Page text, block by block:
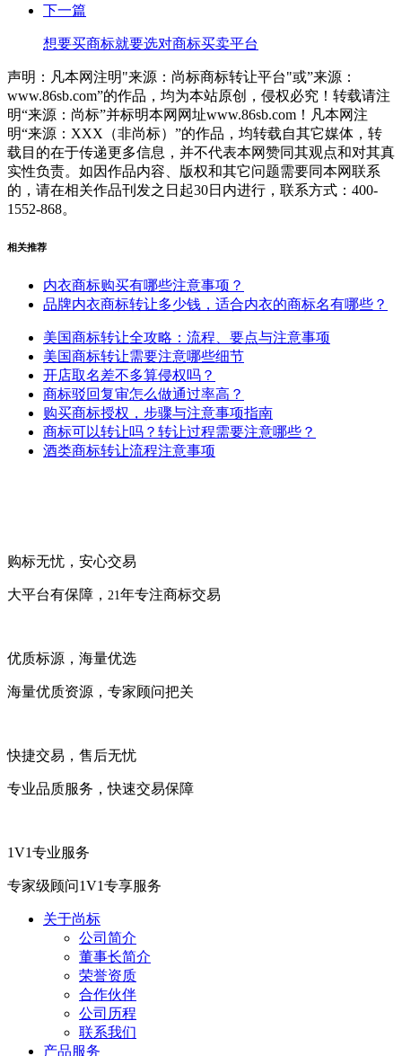
下一篇
想要买商标就要选对商标买卖平台
声明：凡本网注明"来源：尚标商标转让平台"或”来源：
www.86sb.com”的作品，均为本站原创，侵权必究！转载请注
明“来源：尚标”并标明本网网址www.86sb.com！凡本网注
明“来源：XXX（非尚标）”的作品，均转载自其它媒体，转
载目的在于传递更多信息，并不代表本网赞同其观点和对其真
实性负责。如因作品内容、版权和其它问题需要同本网联系
的，请在相关作品刊发之日起30日内进行，联系方式：400-
1552-868。
相关推荐
内衣商标购买有哪些注意事项？
品牌内衣商标转让多少钱，适合内衣的商标名有哪些？
美国商标转让全攻略：流程、要点与注意事项
美国商标转让需要注意哪些细节
开店取名差不多算侵权吗？
商标驳回复审怎么做通过率高？
购买商标授权，步骤与注意事项指南
商标可以转让吗？转让过程需要注意哪些？
酒类商标转让流程注意事项
购标无忧，安心交易
大平台有保障， 21 年专注商标交易
优质标源，海量优选
海量优质资源，专家顾问把关
快捷交易，售后无忧
专业品质服务，快速交易保障
1V1专业服务
专家级顾问1V1专享服务
关于尚标
公司简介
董事长简介
荣誉资质
合作伙伴
公司历程
联系我们
产品服务